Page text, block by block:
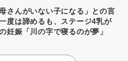
母さんがいない子になる」との言
度は諦めるも、ステージ4乳が
妊娠「川の字で寝るのが夢」